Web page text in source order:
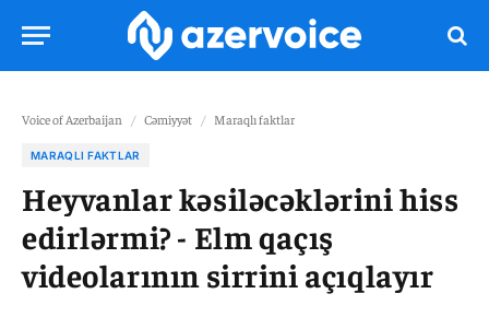
Voice of Azerbaijan / Cəmiyyət / Maraqlı faktlar
MARAQLI FAKTLAR
Heyvanlar kəsiləcəklərini hiss
edirlərmi? - Elm qaçış
videolarının sirrini açıqlayır